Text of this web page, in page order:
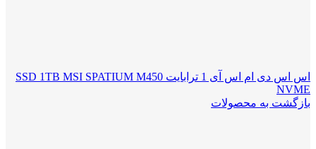
اس اس دی ام اس آی 1 ترابایت SSD 1TB MSI SPATIUM M450
NVME
بازگشت به محصولات